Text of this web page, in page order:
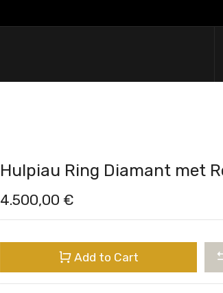
Hulpiau Ring Diamant met
4.500,00 €
Add to Cart